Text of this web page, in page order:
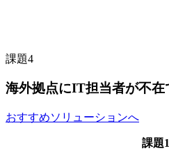
課題4
海外拠点にIT担当者が不
おすすめソリューションへ
課題1